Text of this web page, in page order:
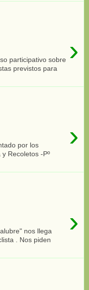
›
participativo sobre
previstos para
›
por los
Recoletos -Pº
›
nos llega
. Nos piden